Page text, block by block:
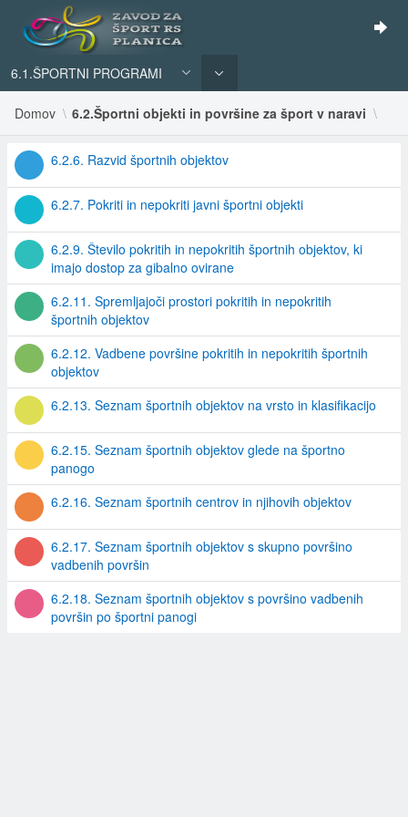
6.1.ŠPORTNI PROGRAMI
Domov 6.2.Športni objekti in površine za šport v naravi
6.2.6. Razvid športnih objektov
6.2.7. Pokriti in nepokriti javni športni objekti
6.2.9. Število pokritih in nepokritih športnih objektov, ki
imajo dostop za gibalno ovirane
6.2.11. Spremljajoči prostori pokritih in nepokritih
športnih objektov
6.2.12. Vadbene površine pokritih in nepokritih športnih
objektov
6.2.13. Seznam športnih objektov na vrsto in klasifikacijo
6.2.15. Seznam športnih objektov glede na športno
panogo
6.2.16. Seznam športnih centrov in njihovih objektov
6.2.17. Seznam športnih objektov s skupno površino
vadbenih površin
6.2.18. Seznam športnih objektov s površino vadbenih
površin po športni panogi